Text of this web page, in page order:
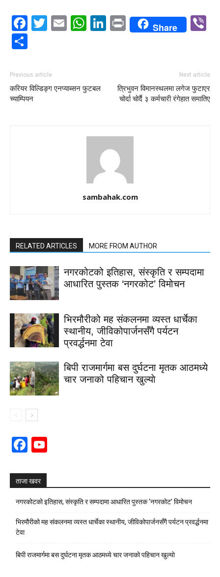
Facebook
Twitter
EmailWhatsApp
LinkedIn
PrintShare
Previous article
करियर विल्डिङ्ग एनप्याब्सन फुटबल
च्याम्पियन
Next article
त्रिभुवन विमानस्थलमा लगेज फुटाएर
चोर्दा चोर्दै ३ कर्मचारी रंगेहात समातिए
sambahak.com
RELATED ARTICLES MORE FROM AUTHOR
नगरकोटको इतिहास, संस्कृति र सम्पदामा
आधारित पुस्तक ‘नगरकोट’ विमोचन
भिरमौरीको मह संकलनमा व्यस्त धार्चेका
स्थानीय, जीविकोपार्जनसँगै पर्यटन
प्रवर्द्धनमा टेवा
बिपी राजमार्गमा बस दुर्घटना मृतक आठमध्ये
चार जनाको पहिचान खुल्याे
Facebook
ताजा खवर
नगरकोटको इतिहास, संस्कृति र सम्पदामा आधारित पुस्तक ‘नगरकोट’ विमोचन
भिरमौरीको मह संकलनमा व्यस्त धार्चेका स्थानीय, जीविकोपार्जनसँगै पर्यटन प्रवर्द्धनमा
टेवा
बिपी राजमार्गमा बस दुर्घटना मृतक आठमध्ये चार जनाको पहिचान खुल्याे